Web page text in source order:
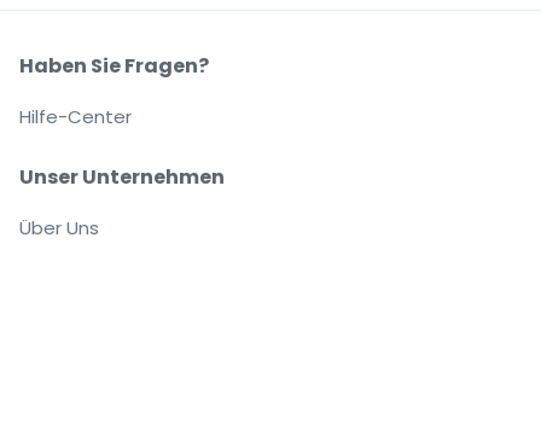
Unser Unternehmen
Über Uns
Haben Sie Fragen?
Hilfe-Center